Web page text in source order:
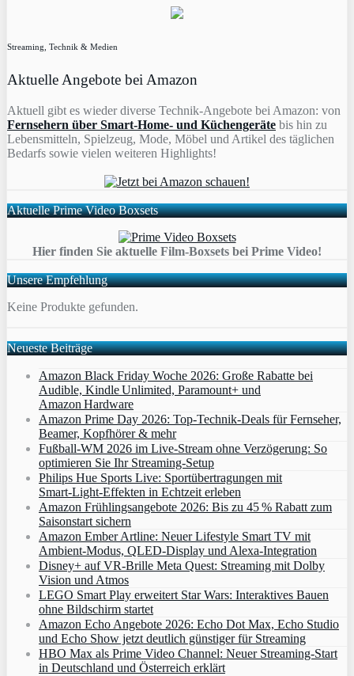
Streaming, Technik & Medien
Aktuelle Angebote bei Amazon
Aktuell gibt es wieder diverse Technik-Angebote bei Amazon: von
Fernsehern über Smart-Home- und Küchengeräte bis hin zu
Lebensmitteln, Spielzeug, Mode, Möbel und Artikel des täglichen
Bedarfs sowie vielen weiteren Highlights!
Aktuelle Prime Video Boxsets
Hier finden Sie aktuelle Film-Boxsets bei Prime Video!
Unsere Empfehlung
Keine Produkte gefunden.
Neueste Beiträge
Amazon Black Friday Woche 2026: Große Rabatte bei
Audible, Kindle Unlimited, Paramount+ und
Amazon Hardware
Amazon Prime Day 2026: Top-Technik-Deals für Fernseher,
Beamer, Kopfhörer & mehr
Fußball-WM 2026 im Live-Stream ohne Verzögerung: So
optimieren Sie Ihr Streaming-Setup
Philips Hue Sports Live: Sportübertragungen mit
Smart‑Light‑Effekten in Echtzeit erleben
Amazon Frühlingsangebote 2026: Bis zu 45 % Rabatt zum
Saisonstart sichern
Amazon Ember Artline: Neuer Lifestyle Smart TV mit
Ambient‑Modus, QLED‑Display und Alexa‑Integration
Disney+ auf VR-Brille Meta Quest: Streaming mit Dolby
Vision und Atmos
LEGO Smart Play erweitert Star Wars: Interaktives Bauen
ohne Bildschirm startet
Amazon Echo Angebote 2026: Echo Dot Max, Echo Studio
und Echo Show jetzt deutlich günstiger für Streaming
HBO Max als Prime Video Channel: Neuer Streaming‑Start
in Deutschland und Österreich erklärt